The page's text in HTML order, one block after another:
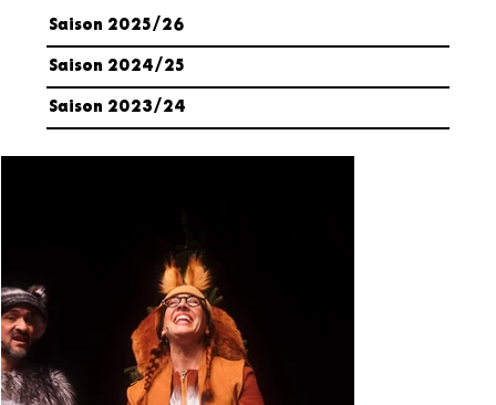
Saison 2025/26
Saison 2024/25
Saison 2023/24